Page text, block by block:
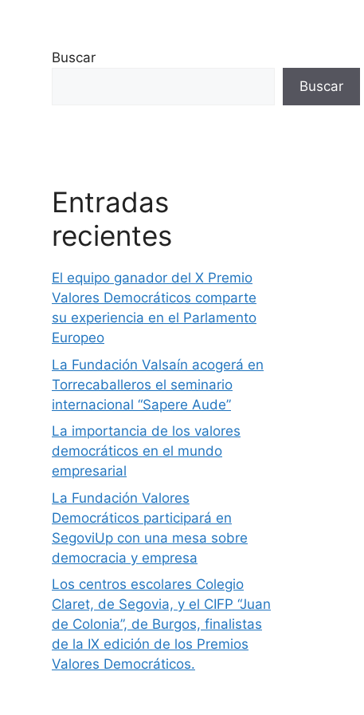
Buscar
Buscar
Entradas
recientes
El equipo ganador del X Premio
Valores Democráticos comparte
su experiencia en el Parlamento
Europeo
La Fundación Valsaín acogerá en
Torrecaballeros el seminario
internacional “Sapere Aude”
La importancia de los valores
democráticos en el mundo
empresarial
La Fundación Valores
Democráticos participará en
SegoviUp con una mesa sobre
democracia y empresa
Los centros escolares Colegio
Claret, de Segovia, y el CIFP “Juan
de Colonia”, de Burgos, finalistas
de la IX edición de los Premios
Valores Democráticos.